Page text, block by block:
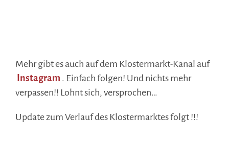
Mehr gibt es auch auf dem Klostermarkt-Kanal auf
Instagram . Einfach folgen! Und nichts mehr
verpassen!! Lohnt sich, versprochen…
Update zum Verlauf des Klostermarktes folgt !!!